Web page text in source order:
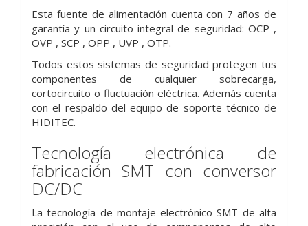
Esta fuente de alimentación cuenta con 7 años de
garantía y un circuito integral de seguridad: OCP ,
OVP , SCP , OPP , UVP , OTP.
Todos estos sistemas de seguridad protegen tus
componentes de cualquier sobrecarga,
cortocircuito o fluctuación eléctrica. Además cuenta
con el respaldo del equipo de soporte técnico de
HIDITEC.
Tecnología electrónica de
fabricación SMT con conversor
DC/DC
La tecnología de montaje electrónico SMT de alta